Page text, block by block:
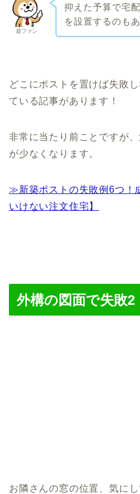
庭ファン
抑えた予算で宅
を設置するのもあ
どこにポストを置けば失敗
ている記事があります！
非常に当たり前ことですが
が少なくなります。
≫新築ポストの失敗例6つ！
いけない注文住宅】
外構の図面で失敗2
お隣さんの窓の位置、気に